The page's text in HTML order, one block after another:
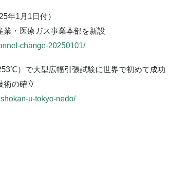
年1月1日付）
業・医療ガス事業本部を新設
change-20250101/
）で大型広幅引張試験に世界で初めて成功
術の確立
u-tokyo-nedo/